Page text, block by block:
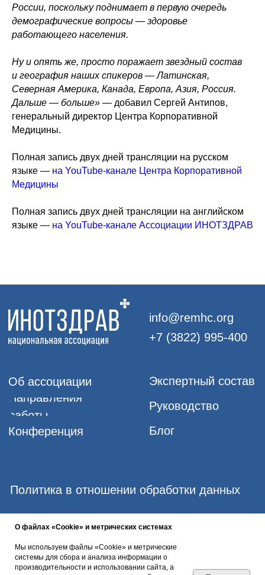
России, поскольку поднимает в первую очередь
демографические вопросы — здоровье
работающего населения.
Ну и опять же, просто поражает звездный состав
и география наших спикеров — Латинская,
Северная Америка, Канада, Европа, Азия, Россия.
Дальше — больше» — добавил Сергей Антипов,
генеральный директор Центра Корпоративной
Медицины.
Полная запись двух дней трансляции на русском
языке — на YouTube-канале Центра Корпоративной
Медицины
Полная запись двух дней трансляции на английском
языке — на YouTube-канале Ассоциации ИНОТЗДРАВ
О файлах «Cookie» и метрических системах
Мы используем файлы «Cookie» и метрические
системы для сбора и анализа информации о
производительности и использовании сайта, а